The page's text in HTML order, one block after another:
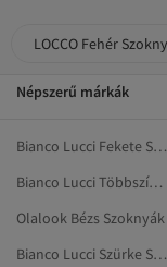
LOCCO Fehér
Népszerű márkák
Bianco Lucci Fekete Szoknyák
Bianco Lucci Többszínű Szoknyák
Olalook Bézs Szoknyák
Bianco Lucci Szürke Szoknyák